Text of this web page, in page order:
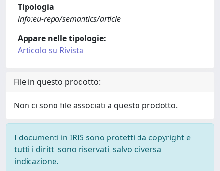
Tipologia
info:eu-repo/semantics/article
Appare nelle tipologie:
Articolo su Rivista
File in questo prodotto:
Non ci sono file associati a questo prodotto.
I documenti in IRIS sono protetti da copyright e
tutti i diritti sono riservati, salvo diversa
indicazione.